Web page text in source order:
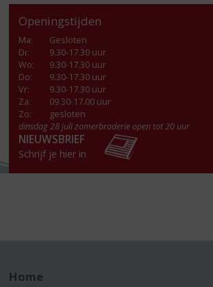
Openingstijden
Ma:
Gesloten
Di:
9.30-17.30 uur
Wo:
9.30-17.30 uur
Do:
9.30-17.30 uur
Vr:
9.30-17.30 uur
Za:
09.30-17.00 uur
Zo:
gesloten
dinsdag 28 juli zomerbraderie open tot 20 uur
NIEUWSBRIEF
Schrijf je hier in
Home